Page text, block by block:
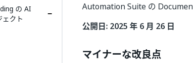
の AI
クト
Automation Suite の
公開日: 2025 年 6 月 26 日
マイナーな改良点